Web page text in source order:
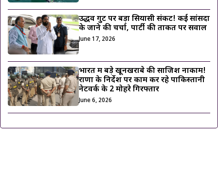
उद्धव गुट पर बड़ा सियासी संकट! कई सांसदों
के जाने की चर्चा, पार्टी की ताकत पर सवाल
June 17, 2026
भारत में बड़े खूनखराबे की साजिश नाकाम!
राणा के निर्देश पर काम कर रहे पाकिस्तानी
नेटवर्क के 2 मोहरे गिरफ्तार
June 6, 2026